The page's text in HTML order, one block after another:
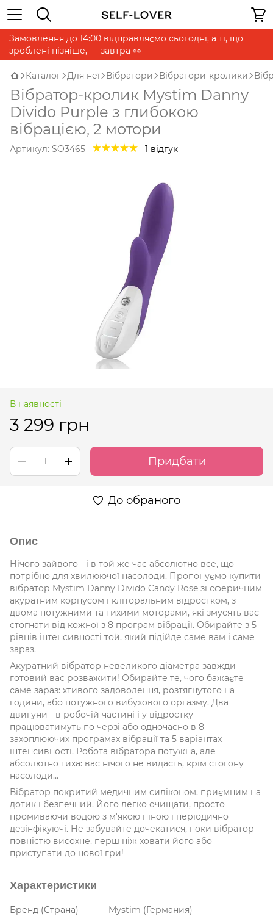
Замовлення до 14:00 відправляємо сьогодні, а ті, що
зроблені пізніше, — завтра 👀
Каталог Для неї Вібратори Вібратори-кролики
Вібратор-кролик Mystim Danny
Divido Purple з глибокою
вібрацією, 2 мотори
Артикул: SO3465 1 відгук
В наявності
3 299 грн
Придбати
До обраного
Опис
Нічого зайвого - і в той же час абсолютно все, що
потрібно для хвилюючої насолоди. Пропонуємо купити
вібратор Mystim Danny Divido Candy Rose зі сферичним
акуратним корпусом і кліторальним відростком, з
двома потужними та тихими моторами, які змусять вас
стогнати від кожної з 8 програм вібрації. Обирайте з 5
рівнів інтенсивності той, який підійде саме вам і саме
зараз.
Акуратний вібратор невеликого діаметра завжди
готовий вас розважити! Обирайте те, чого бажаєте
саме зараз: хтивого задоволення, розтягнутого на
години, або потужного вибухового оргазму. Два
двигуни - в робочій частині і у відростку -
працюватимуть по черзі або одночасно в 8
захоплюючих програмах вібрації та 5 варіантах
інтенсивності. Робота вібратора потужна, але
абсолютно тиха: вас нічого не видасть, крім стогону
насолоди…
Вібратор покритий медичним силіконом, приємним на
дотик і безпечний. Його легко очищати, просто
промиваючи водою з м'якою піною і періодично
дезінфікуючі. Не забувайте дочекатися, поки вібратор
повністю висохне, перш ніж ховати його або
приступати до нової гри!
Характеристики
Бренд (Страна)
Mystim (Германия)